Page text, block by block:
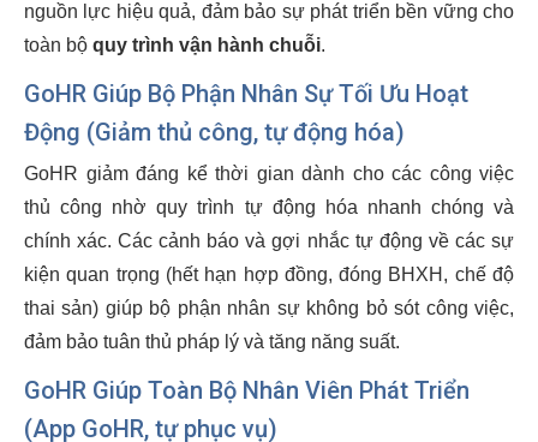
nguồn lực hiệu quả, đảm bảo sự phát triển bền vững cho
toàn bộ quy trình vận hành chuỗi.
GoHR Giúp Bộ Phận Nhân Sự Tối Ưu Hoạt
Động (Giảm thủ công, tự động hóa)
GoHR giảm đáng kể thời gian dành cho các công việc
thủ công nhờ quy trình tự động hóa nhanh chóng và
chính xác. Các cảnh báo và gợi nhắc tự động về các sự
kiện quan trọng (hết hạn hợp đồng, đóng BHXH, chế độ
thai sản) giúp bộ phận nhân sự không bỏ sót công việc,
đảm bảo tuân thủ pháp lý và tăng năng suất.
GoHR Giúp Toàn Bộ Nhân Viên Phát Triển
(App GoHR, tự phục vụ)